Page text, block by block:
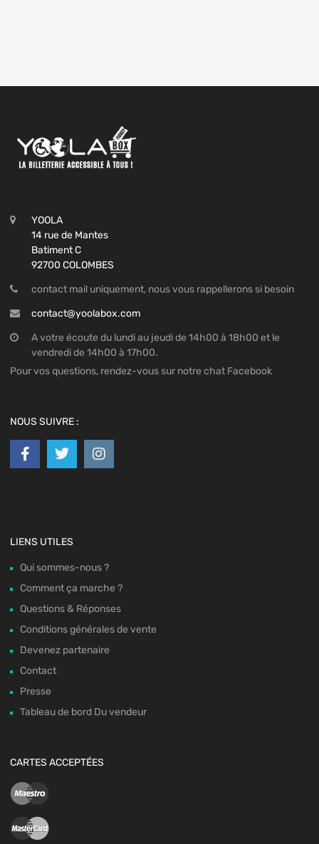
YOOLA
14 rue de Mantes
Batiment C
92700 COLOMBES
contact mail uniquement, nous vous rappellerons si besoin
contact@yoolabox.com
A votre écoute du lundi au jeudi de 14h00 à 18h00 et le
vendredi de 14h00 à 17h00.
Pour vos questions, rendez-vous sur notre chat Facebook
NOUS SUIVRE :
LIENS UTILES
Qui sommes-nous ?
Comment ça marche ?
Questions & Réponses
Conditions générales de vente
Devenez partenaire
Contact
Presse
Tableau de bord Du vendeur
CARTES ACCEPTÉES